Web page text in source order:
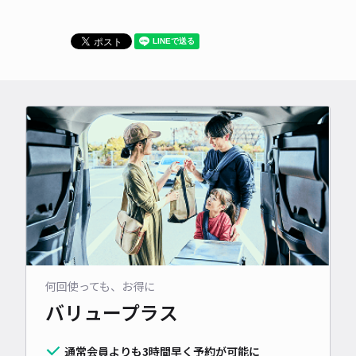
何回使っても、お得に
バリュープラス
通常会員よりも3時間早く予約が可能に